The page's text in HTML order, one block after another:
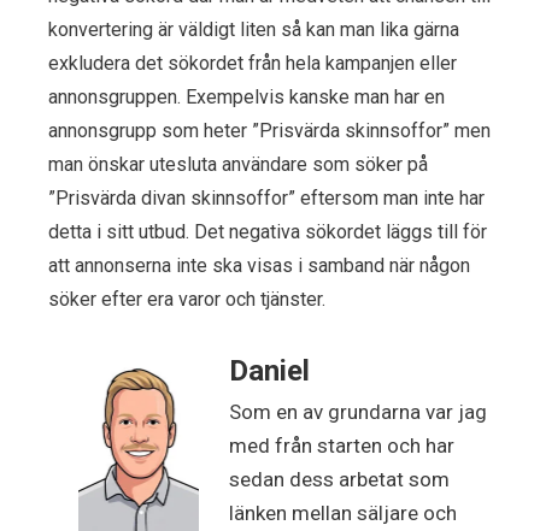
konvertering är väldigt liten så kan man lika gärna
exkludera det sökordet från hela kampanjen eller
annonsgruppen. Exempelvis kanske man har en
annonsgrupp som heter ”Prisvärda skinnsoffor” men
man önskar utesluta användare som söker på
”Prisvärda divan skinnsoffor” eftersom man inte har
detta i sitt utbud. Det negativa sökordet läggs till för
att annonserna inte ska visas i samband när någon
söker efter era varor och tjänster.
Daniel
Som en av grundarna var jag
med från starten och har
sedan dess arbetat som
länken mellan säljare och